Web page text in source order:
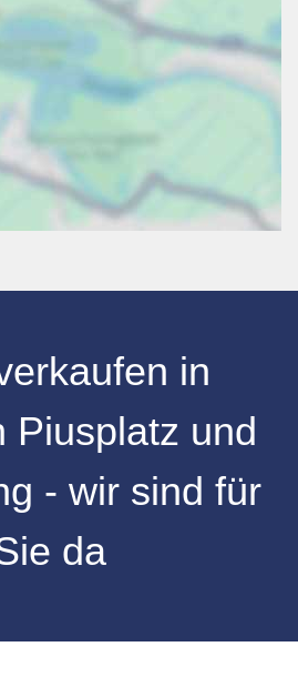
in
Piusplatz und
- wir sind für
da